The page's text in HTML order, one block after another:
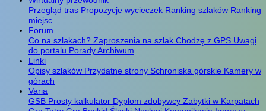
Przegląd tras Propozycje wycieczek Ranking szlaków Ranking
miejsc
Forum
Co na szlakach? Zaproszenia na szlak Chodzę z GPS Uwagi
do portalu PoradyArchiwum
Linki
Opisy szlaków Przydatne strony Schroniska górskie Kamery w
górach
Varia
GSB Prosty kalkulator Dyplom zdobywcy Zabytki w Karpatach